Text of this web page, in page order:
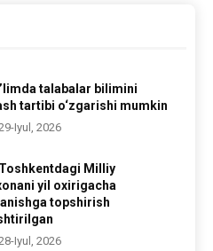
talabalar bilimini
tartibi o‘zgarishi mumkin
Iyul, 2026
Milliy
yil oxirigacha
topshirish
Iyul, 2026